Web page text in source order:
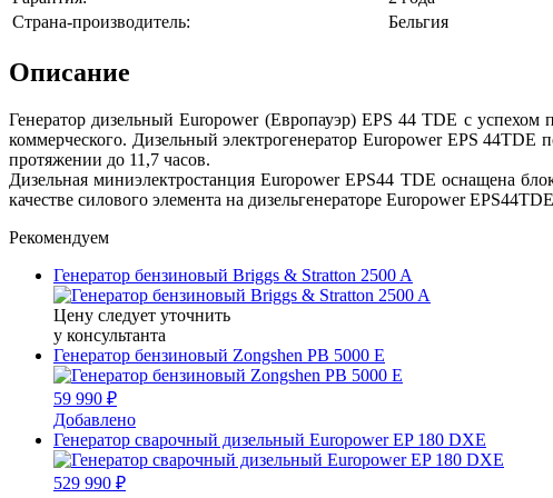
Страна-производитель:
Бельгия
Описание
Генератор дизельный Europower (Европауэр) EPS 44 TDE с успехом
коммерческого. Дизельный электрогенератор Europower EPS
протяжении до 11,7 часов.
Дизельная миниэлектростанция Europower EPS44 TDE оснащена
качестве силового элемента на дизельгенераторе Europower
Рекомендуем
Генератор бензиновый Briggs & Stratton 2500 A
Цену следует уточнить
у консультанта
Генератор бензиновый Zongshen PB 5000 E
59 990 ₽
Добавлено
Генератор сварочный дизельный Europower EP 180 DXE
529 990 ₽